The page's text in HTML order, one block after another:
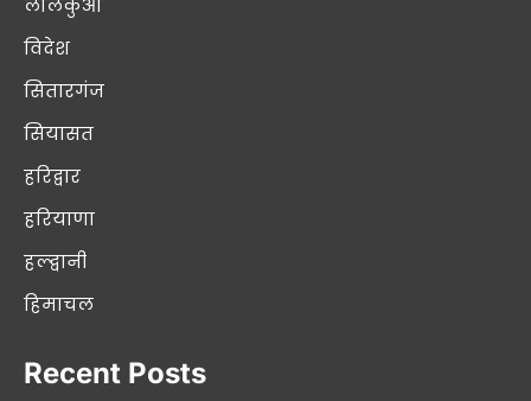
लालकुआं
विदेश
सितारगंज
सियासत
हरिद्वार
हरियाणा
हल्द्वानी
हिमाचल
Recent Posts